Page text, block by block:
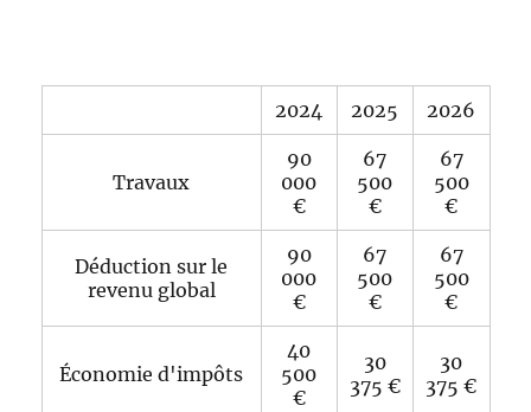
2024 2025 2026
Travaux
90
000
€
67
500
€
67
500
€
Déduction sur le
revenu global
90
000
€
67
500
€
67
500
€
Économie d'impôts
40
500
€
30
375 €
30
375 €